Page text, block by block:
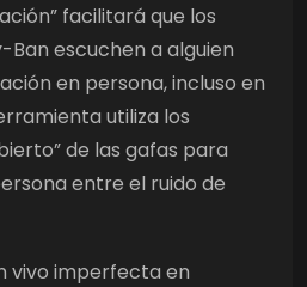
facilitará que los
Ban escuchen a alguien
en persona, incluso en
utiliza los
de las gafas para
entre el ruido de
vivo imperfecta en